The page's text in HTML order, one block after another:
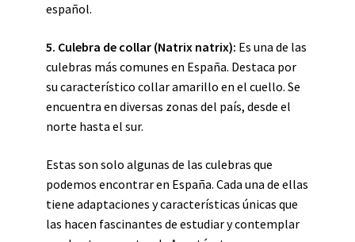
español.
5. Culebra de collar (Natrix natrix): Es una de las
culebras más comunes en España. Destaca por
su característico collar amarillo en el cuello. Se
encuentra en diversas zonas del país, desde el
norte hasta el sur.
Estas son solo algunas de las culebras que
podemos encontrar en España. Cada una de ellas
tiene adaptaciones y características únicas que
las hacen fascinantes de estudiar y contemplar